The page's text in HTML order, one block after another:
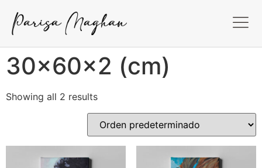
30x60x2 (cm)
Showing all 2 results